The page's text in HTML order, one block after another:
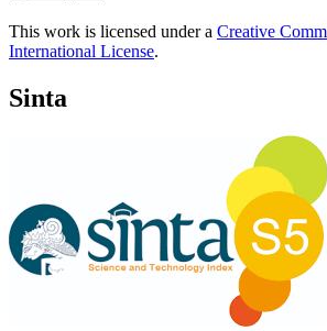
This work is licensed under a Creative
International License.
Sinta